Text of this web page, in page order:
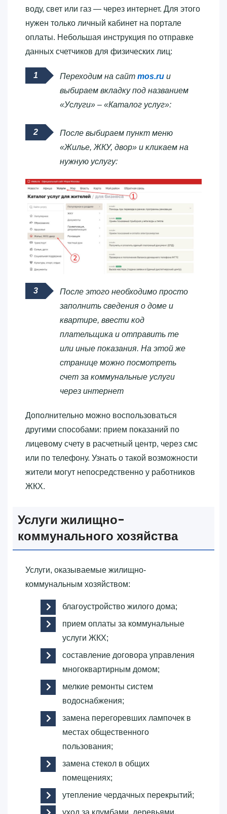
воду, свет или газ — через интернет. Для этого
нужен только личный кабинет на портале
оплаты. Небольшая инструкция по отправке
данных счетчиков для физических лиц:
Переходим на сайт mos.ru и
выбираем вкладку под названием
«Услуги» – «Каталог услуг»:
После выбираем пункт меню
«Жилье, ЖКУ, двор» и кликаем на
нужную услугу:
После этого необходимо просто
заполнить сведения о доме и
квартире, ввести код
плательщика и отправить те
или иные показания. На этой же
странице можно посмотреть
счет за коммунальные услуги
через интернет
Дополнительно можно воспользоваться
другими способами: прием показаний по
лицевому счету в расчетный центр, через смс
или по телефону. Узнать о такой возможности
жители могут непосредственно у работников
ЖКХ.
Услуги жилищно-
коммунального хозяйства
Услуги, оказываемые жилищно-
коммунальным хозяйством:
благоустройство жилого дома;
прием оплаты за коммунальные
услуги ЖКХ;
составление договора управления
многоквартирным домом;
мелкие ремонты систем
водоснабжения;
замена перегоревших лампочек в
местах общественного
пользования;
замена стекол в общих
помещениях;
утепление чердачных перекрытий;
уход за клумбами, деревьями.